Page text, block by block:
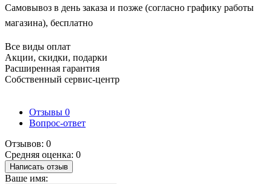
Самовывоз в день заказа и позже (согласно графику работы
магазина), бесплатно
Все виды оплат
Акции, скидки, подарки
Расширенная гарантия
Собственный сервис-центр
Отзывы 0
Вопрос-ответ
Отзывов: 0
Средняя оценка: 0
Написать отзыв
Ваше имя: